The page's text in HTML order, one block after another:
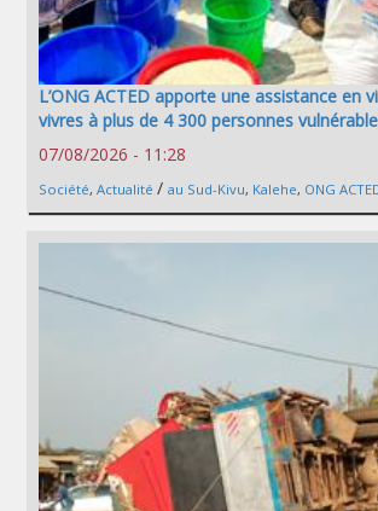
L’ONG ACTED apporte une assistance en
vivres à plus de 4 300 personnes
07/08/2026 - 11:28
Société, Actualité / au Sud-Kivu, Kalehe, ONG